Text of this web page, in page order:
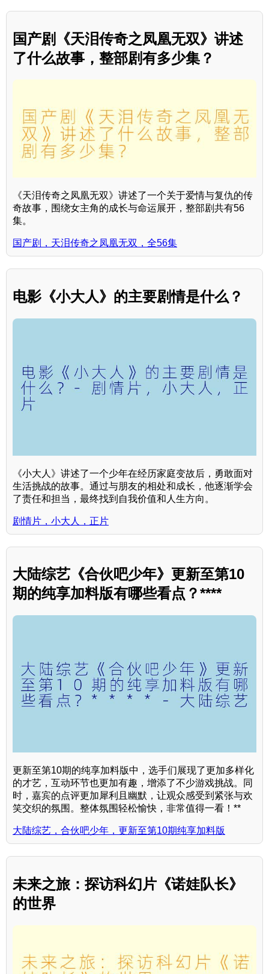
国产剧《天泪传奇之凤凰无双》讲述
了什么故事，整部剧有多少集？
《天泪传奇之凤凰无双》讲述了一个关于爱情与复仇的传
奇故事，围绕女主角的成长与命运展开，整部剧共有56
集。
国产剧，天泪传奇之凤凰无双，全56集
电影《小大人》的主要剧情是什么？
《小大人》讲述了一个少年在经历家庭变故后，勇敢面对
生活挑战的故事。通过与朋友的相处和成长，他逐渐学会
了责任和担当，最终找到自我价值和人生方向。
剧情片，小大人，正片
大陆综艺《合伙吧少年》更新至第10
期的纯享加料版有哪些看点？****
更新至第10期的纯享加料版中，选手们展现了更加多样化
的才艺，互动环节也更加有趣，增添了不少游戏挑战。同
时，嘉宾的点评更加犀利且幽默，让观众感受到紧张与欢
笑交织的氛围。整体氛围轻松愉快，非常值得一看！**
大陆综艺，合伙吧少年，更新至第10期纯享加料版
未来之旅：探访科幻片《诺娃队长》
的世界